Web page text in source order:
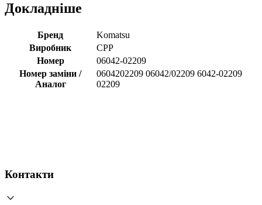
Докладніше
Бренд
Komatsu
Виробник
CPP
Номер
06042-02209
Номер заміни /
Аналог
0604202209 06042/02209 6042-02209
02209
Контакти